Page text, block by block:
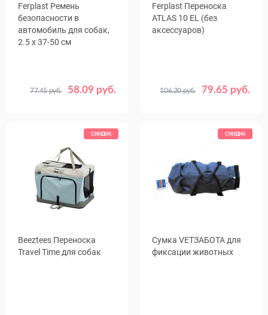
Ferplast Ремень
безопасности в
автомобиль для собак,
2.5 x 37-50 см
58.09 руб.
77.45 руб.
Ferplast Переноска
ATLAS 10 EL (без
аксессуаров)
79.65 руб.
106.20 руб.
СКИДКА
Beeztees Переноска
Travel Time для собак
СКИДКА
Сумка VETЗАБОТА для
фиксации животных